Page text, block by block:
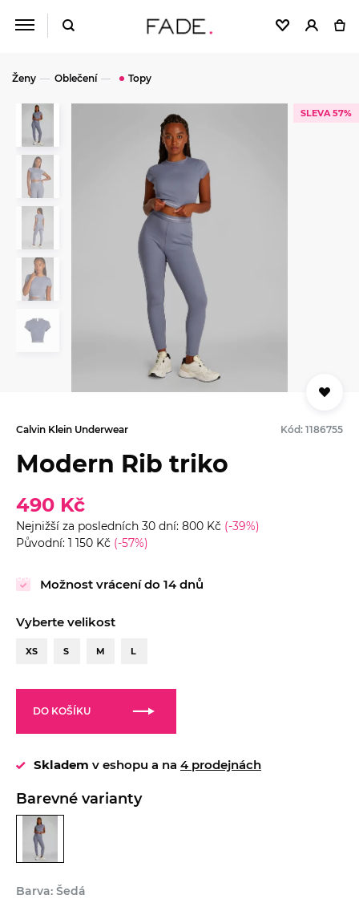
Ženy Oblečení Topy
SLEVA 57%
Calvin Klein Underwear Kód: 1186755
Modern Rib triko
490 Kč
Nejnižší za posledních 30 dní: 800 Kč (-39%)
Původní: 1 150 Kč (-57%)
Možnost vrácení do 14 dnů
Vyberte velikost
XS S M L
DO KOŠÍKU
Skladem v eshopu a na 4 prodejnách
Barevné varianty
Barva: Šedá